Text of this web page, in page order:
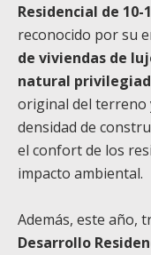
Residencial de 10-
reconocido por su
de viviendas de
natural
original del terreno
densidad de
el confort de los
impacto ambiental.
Además, este año,
Desarrollo